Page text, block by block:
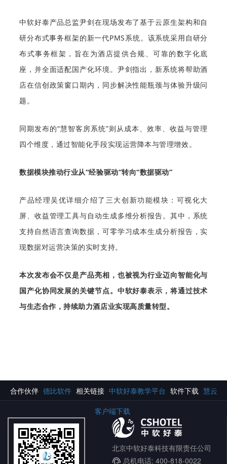
中软好泰产品总监尹剑在现场发布了基于云原生架构和自
研分布式事务框架的新一代PMS系统。该系统采用自研分
布式事务框架，旨在为酒店提供合规、可靠的数字化底
座，并全面适配国产化环境。尹剑指出，新系统将帮助酒
店在信创政策窗口期内，同步解决性能瓶颈与体验升级问
题。
同期发布的“慧智客房系统”则从成本、效率、收益与管理
四个维度，通过智能化手段实现运营降本与管理增效。
数据模块推动行业从“经验驱动”转向“数据驱动”
产品经理吴优详细介绍了三大创新功能模块：可视化大
屏、收益管理工具与自动生成多维分析报告。其中，系统
支持自然语言查询数据，可零学习成本生成分析报告，实
现数据对运营决策的实时支持。
本次发布会不仅是产品亮相，也被视为行业迈向智能化与
国产化协同发展的关键节点。中软好泰表示，将通过技术
与生态合作，持续助力酒店业实现高质量转型。
合作伙伴 德比软件 相关链接 中软好泰教学平台 软件下载 慧云
客户端下载
北京中软好泰科技有限责任公司
总机电话: 400-818-0022